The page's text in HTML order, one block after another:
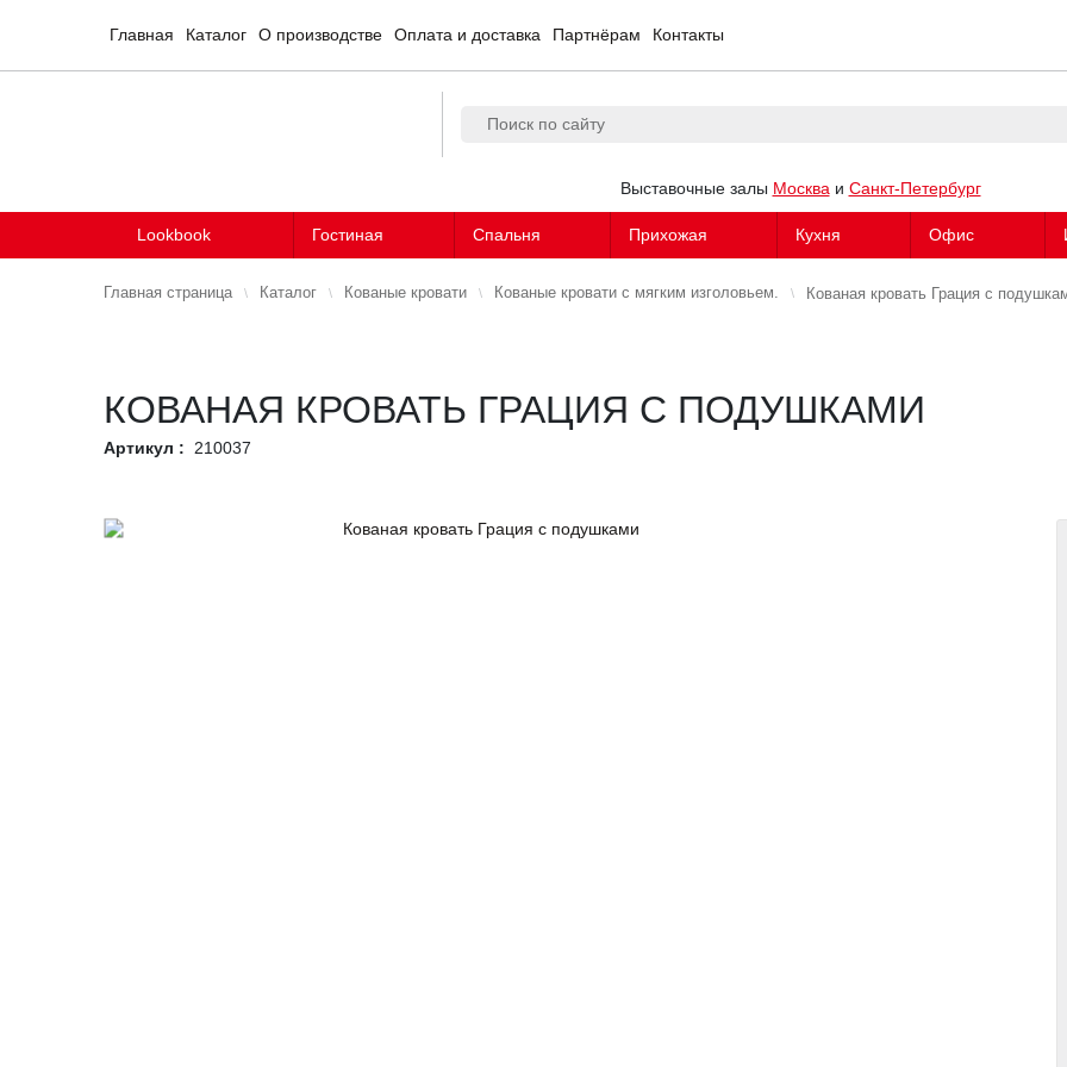
Главная Каталог О производстве Оплата и доставка Партнёрам Контакты
Выставочные залы Москва и Санкт-Петербург
Lookbook Гостиная Спальня Прихожая Кухня Офис
Главная страница Каталог Кованые кровати Кованые кровати с мягким изголовьем. Кованая кровать Грация с
КОВАНАЯ КРОВАТЬ ГРАЦИЯ С ПОДУШКАМИ
Артикул : 210037